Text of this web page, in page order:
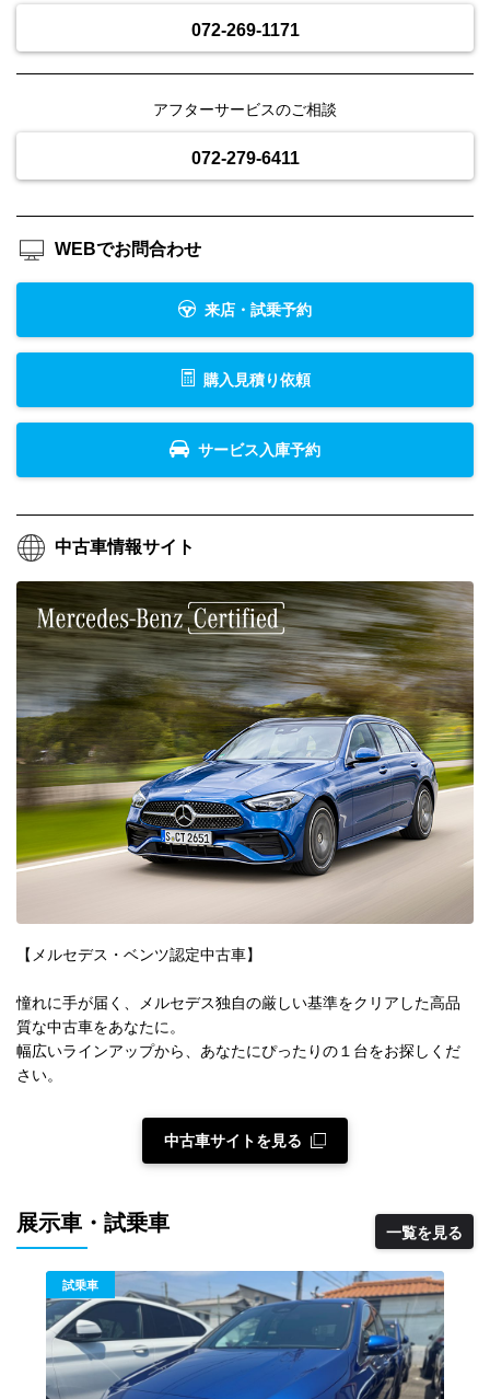
072-269-1171
アフターサービスのご相談
072-279-6411
WEBでお問合わせ
来店・試乗予約
購入見積り依頼
サービス入庫予約
中古車情報サイト
【メルセデス・ベンツ認定中古車】
憧れに手が届く、メルセデス独自の厳しい基準をクリアした高品
質な中古車をあなたに。
幅広いラインアップから、あなたにぴったりの１台をお探しくだ
さい。
中古車サイトを見る
展示車・試乗車 一覧を見る
展示車